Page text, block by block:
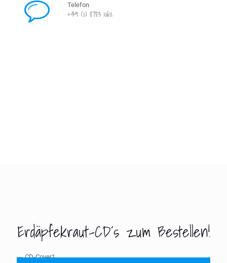
Telefon
+49 (0) 8783 1062
Erdäpfekraut-CD´s zum Bestellen!